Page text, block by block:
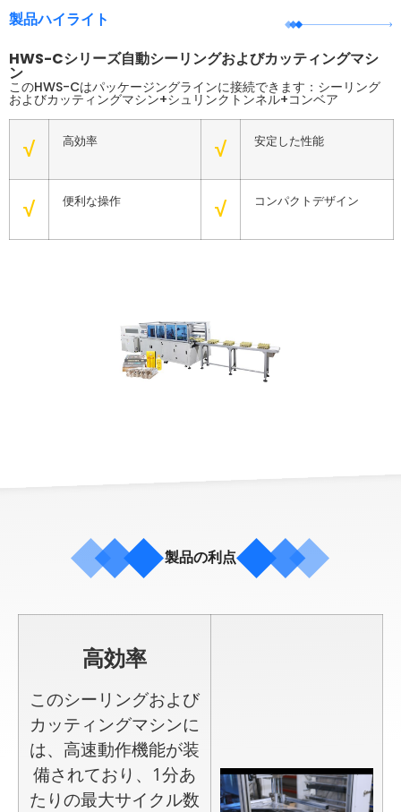
製品ハイライト
HWS-Cシリーズ自動シーリングおよびカッティングマシ
ン
このHWS-Cはパッケージングラインに接続できます：シーリング
およびカッティングマシン+シュリンクトンネル+コンベア
√ 高効率 √ 安定した性能
√ 便利な操作 √ コンパクトデザイン
製品の利点
高効率
このシーリングおよび
カッティングマシンに
は、高速動作機能が装
備されており、1分あ
たりの最大サイクル数